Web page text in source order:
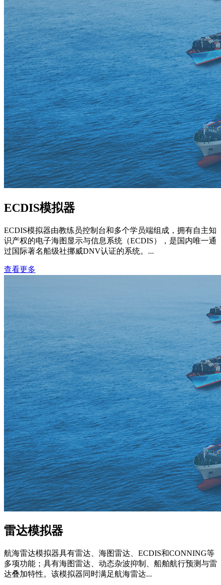
ECDIS模拟器
ECDIS模拟器由教练员控制台和多个学员端组成，拥有自主知
识产权的电子海图显示与信息系统（ECDIS），是国内唯一通
过国际著名船级社挪威DNV认证的系统。...
查看更多
雷达模拟器
航海雷达模拟器具有雷达、海图雷达、ECDIS和CONNING等
多项功能；具有海图雷达、动态杂波抑制、船舶航行预测与雷
达叠加特性。该模拟器同时满足航海雷达...